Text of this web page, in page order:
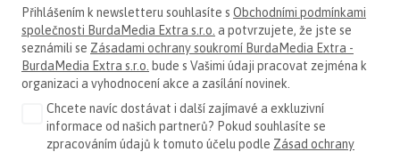
Přihlášením k newsletteru souhlasíte s Obchodními podmínkami
společnosti BurdaMedia Extra s.r.o. a potvrzujete, že jste se
seznámili se Zásadami ochrany soukromí BurdaMedia Extra -
BurdaMedia Extra s.r.o. bude s Vašimi údaji pracovat zejména k
organizaci a vyhodnocení akce a zasílání novinek.
Chcete navíc dostávat i další zajímavé a exkluzivní
informace od našich partnerů? Pokud souhlasíte se
zpracováním údajů k tomuto účelu podle Zásad ochrany